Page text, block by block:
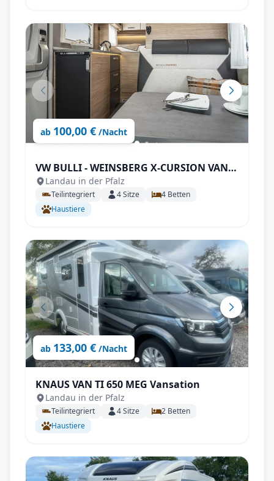
ab 100,00 € /Nacht
VW BULLI - WEINSBERG X-CURSION VAN
500 MQ EDITION [PEPPER]
Landau in der Pfalz
Teilintegriert 4Sitze 4 Betten
Haustiere
ab 133,00 € /Nacht
KNAUS VAN TI 650 MEG Vansation
Landau in der Pfalz
Teilintegriert 4Sitze 2 Betten
Haustiere